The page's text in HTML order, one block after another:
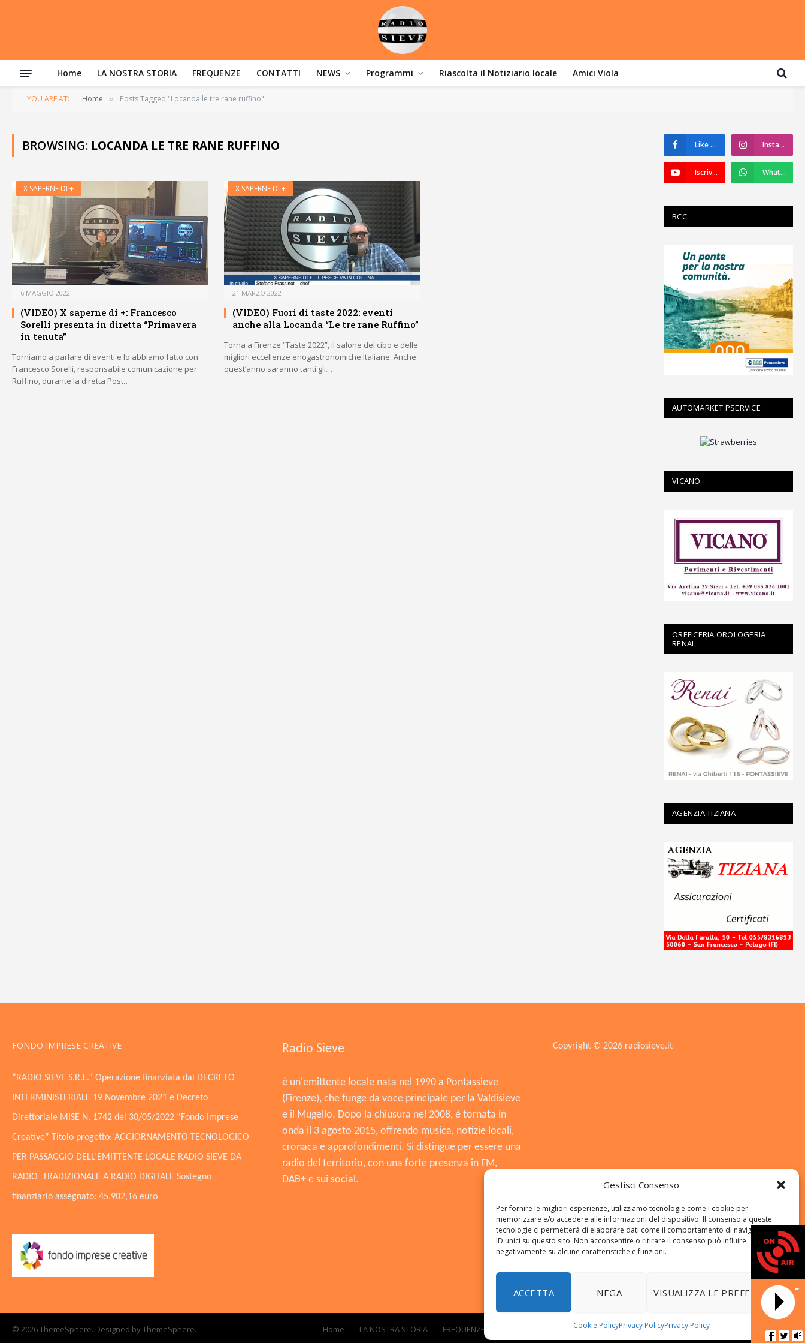
Gestisci Consenso
Per fornire le migliori esperienze, utilizziamo tecnologie come i cookie per
memorizzare e/o accedere alle informazioni del dispositivo. Il consenso a queste
tecnologie ci permetterà di elaborare dati come il comportamento di navigazione o
ID unici su questo sito. Non acconsentire o ritirare il consenso può influire
negativamente su alcune caratteristiche e funzioni.
ACCETTA NEGA VISUALIZZA LE PREFERENZE
Cookie PolicyPrivacy PolicyPrivacy Policy
Home LA NOSTRA STORIA FREQUENZE CONTATTI NEWS Programmi Riascolta il Notiziario locale Amici Viola
YOU ARE AT: Home » Posts Tagged "Locanda le tre rane ruffino"
BROWSING: LOCANDA LE TRE RANE RUFFINO
X SAPERNE DI +
6 MAGGIO 2022
(VIDEO) X saperne di +: Francesco
Sorelli presenta in diretta “Primavera
in tenuta”
Torniamo a parlare di eventi e lo abbiamo fatto con
Francesco Sorelli, responsabile comunicazione per
Ruffino, durante la diretta Post…
X SAPERNE DI +
21 MARZO 2022
(VIDEO) Fuori di taste 2022: eventi
anche alla Locanda “Le tre rane Ruffino”
Torna a Firenze “Taste 2022”, il salone del cibo e delle
migliori eccellenze enogastronomiche Italiane. Anche
quest’anno saranno tanti gli…
Like su Facebook Instagram
Iscriviti a YouTube WhatsApp
BCC
AUTOMARKET PSERVICE
VICANO
OREFICERIA OROLOGERIA
RENAI
AGENZIA TIZIANA
FONDO IMPRESE CREATIVE
“RADIO SIEVE S.R.L.” Operazione finanziata dal DECRETO
INTERMINISTERIALE 19 Novembre 2021 e Decreto
Direttoriale MISE N. 1742 del 30/05/2022 “Fondo Imprese
Creative” Titolo progetto: AGGIORNAMENTO TECNOLOGICO
PER PASSAGGIO DELL’EMITTENTE LOCALE RADIO SIEVE DA
RADIO TRADIZIONALE A RADIO DIGITALE Sostegno
finanziario assegnato: 45.902,16 euro
Radio Sieve
è un'emittente locale nata nel 1990 a Pontassieve
(Firenze), che funge da voce principale per la Valdisieve
e il Mugello. Dopo la chiusura nel 2008, è tornata in
onda il 3 agosto 2015, offrendo musica, notizie locali,
cronaca e approfondimenti. Si distingue per essere una
radio del territorio, con una forte presenza in FM,
DAB+ e sui social.
Copyright © 2026 radiosieve.it
© 2026 ThemeSphere. Designed byThemeSphere. Home LA NOSTRA STORIA FREQUENZE Programmi Riascolta il Notiziario locale Amici Viola
Radio